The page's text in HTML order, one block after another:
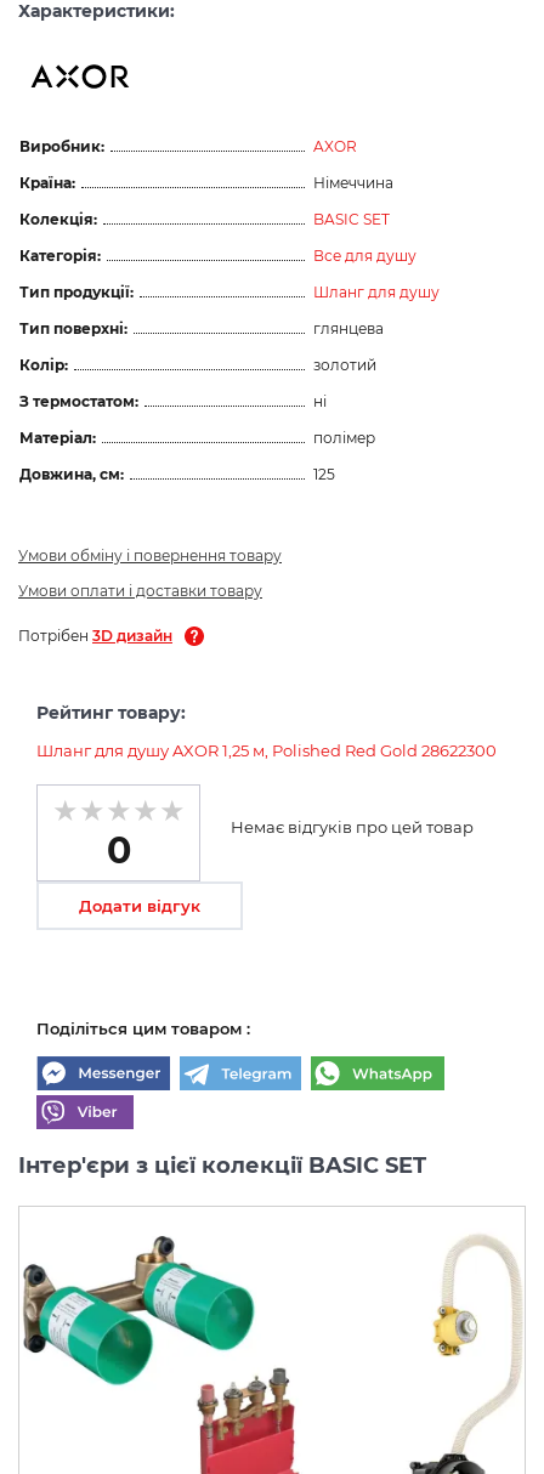
Характеристики:
Виробник:
AXOR
Країна:
Німеччина
Колекція:
BASIC SET
Категорія:
Все для душу
Тип продукції:
Шланг для душу
Тип поверхні:
глянцева
Колір:
золотий
З термостатом:
ні
Матеріал:
полімер
Довжина, см:
125
Умови обміну і повернення товару
Умови оплати і доставки товару
Потрібен 3D дизайн
Рейтинг товару:
Шланг для душу AXOR 1,25 м, Polished Red Gold 28622300
0
Немає відгуків про цей товар
Додати відгук
Поділіться цим товаром :
Інтер'єри з цієї колекції BASIC SET